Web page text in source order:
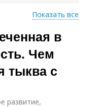
Тыквы с медом
Показать все
в
Чем
тыква с
развитие,